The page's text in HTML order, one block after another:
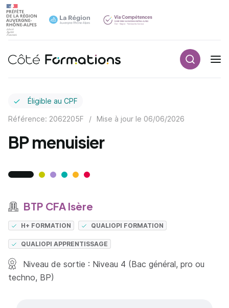
Navigation principale
Éligible au CPF
Référence: 2062205F / Mise à jour le 06/06/2026
BP menuisier
BTP CFA Isère
H+ FORMATION QUALIOPI FORMATION
QUALIOPI APPRENTISSAGE
Niveau de sortie : Niveau 4 (Bac général, pro ou
techno, BP)